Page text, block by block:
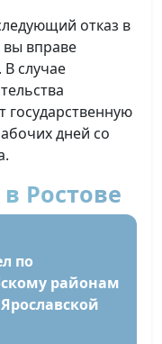
отказ в
вы вправе
случае
государственную
дней со
Ростове
по
районам